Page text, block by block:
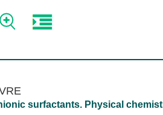
surfactants. Physical